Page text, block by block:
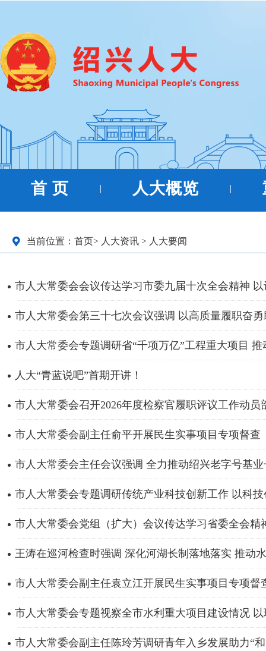
首 页 | 人大概览 |
当前位置： 首页> 人大资讯 > 人大要闻
市人大常委会会议传达学习市委九届十次全会精神
市人大常委会第三十七次会议强调 以高质量履职奋
市人大常委会专题调研省“千项万亿”工程重大项目
人大“青蓝说吧”首期开讲！
市人大常委会召开2026年度检察官履职评议工作动员
市人大常委会副主任俞平开展民生实事项目专项督查
市人大常委会主任会议强调 全力推动绍兴老字号基
市人大常委会专题调研传统产业科技创新工作 以科
市人大常委会党组（扩大）会议传达学习省委全会精
王涛在巡河检查时强调 深化河湖长制落地落实 推动
市人大常委会副主任袁立江开展民生实事项目专项督
市人大常委会专题视察全市水利重大项目建设情况
市人大常委会副主任陈玲芳调研青年入乡发展助力“